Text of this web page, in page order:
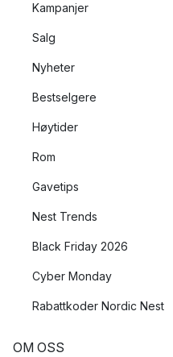
Kampanjer
Salg
Nyheter
Bestselgere
Høytider
Rom
Gavetips
Nest Trends
Black Friday 2026
Cyber Monday
Rabattkoder Nordic Nest
OM OSS